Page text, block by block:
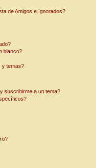
de Amigos e Ignorados?
blanco?
y temas?
suscribirme a un tema?